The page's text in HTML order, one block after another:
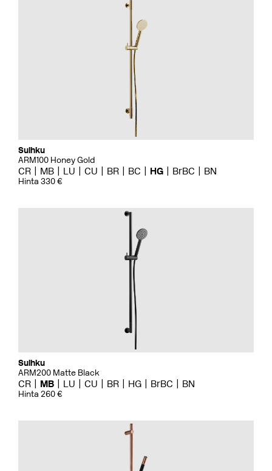
Suihku
ARM100 Honey Gold
CR MB LU CU BR BC HG BrBC BN
Hinta 330 €
Suihku
ARM200 Matte Black
CR MB LU CU BR HG BrBC BN
Hinta 260 €